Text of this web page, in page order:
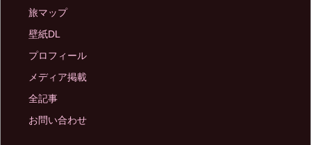
旅マップ
壁紙DL
プロフィール
メディア掲載
全記事
お問い合わせ